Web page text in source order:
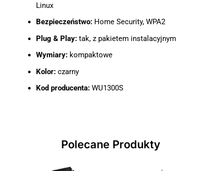
Linux
Bezpieczeństwo:Home Security, WPA2
Plug & Play:tak, z pakietem instalacyjnym
Wymiary:kompaktowe
Kolor:czarny
Kod producenta:WU1300S
Polecane Produkty